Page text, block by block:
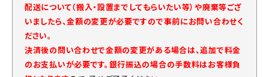
配送について（搬入・設置までしてもらいたい等）や廃棄等ござ
いましたら、金額の変更が必要ですので事前にお問い合わせく
ださい。
決済後の問い合わせで金額の変更がある場合は、追加で料金
のお支払いが必要です。銀行振込の場合の手数料はお客様負